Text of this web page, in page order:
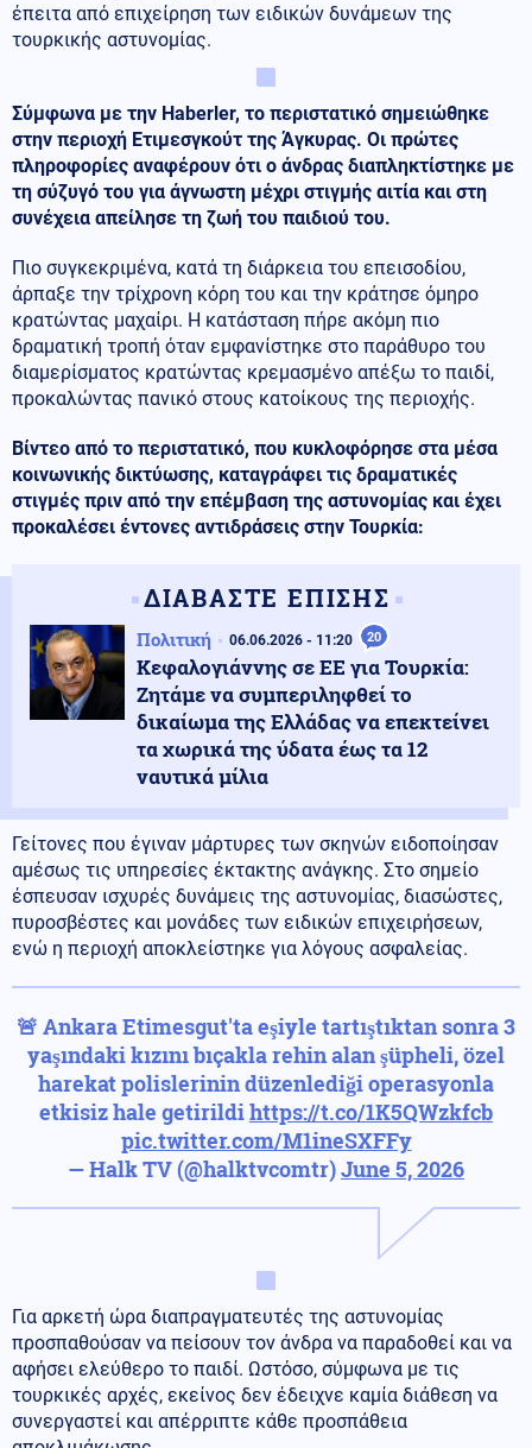
έπειτα από επιχείρηση των ειδικών δυνάμεων της
τουρκικής αστυνομίας.
Σύμφωνα με την Haberler, το περιστατικό σημειώθηκε
στην περιοχή Ετιμεσγκούτ της Άγκυρας. Οι πρώτες
πληροφορίες αναφέρουν ότι ο άνδρας διαπληκτίστηκε με
τη σύζυγό του για άγνωστη μέχρι στιγμής αιτία και στη
συνέχεια απείλησε τη ζωή του παιδιού του.
Πιο συγκεκριμένα, κατά τη διάρκεια του επεισοδίου,
άρπαξε την τρίχρονη κόρη του και την κράτησε όμηρο
κρατώντας μαχαίρι. Η κατάσταση πήρε ακόμη πιο
δραματική τροπή όταν εμφανίστηκε στο παράθυρο του
διαμερίσματος κρατώντας κρεμασμένο απέξω το παιδί,
προκαλώντας πανικό στους κατοίκους της περιοχής.
Βίντεο από το περιστατικό, που κυκλοφόρησε στα μέσα
κοινωνικής δικτύωσης, καταγράφει τις δραματικές
στιγμές πριν από την επέμβαση της αστυνομίας και έχει
προκαλέσει έντονες αντιδράσεις στην Τουρκία:
ΔΙΑΒΑΣΤΕ ΕΠΙΣΗΣ
Πολιτική 06.06.2026 - 11:20 20
Κεφαλογιάννης σε ΕΕ για Τουρκία:
Ζητάμε να συμπεριληφθεί το
δικαίωμα της Ελλάδας να επεκτείνει
τα χωρικά της ύδατα έως τα 12
ναυτικά μίλια
Γείτονες που έγιναν μάρτυρες των σκηνών ειδοποίησαν
αμέσως τις υπηρεσίες έκτακτης ανάγκης. Στο σημείο
έσπευσαν ισχυρές δυνάμεις της αστυνομίας, διασώστες,
πυροσβέστες και μονάδες των ειδικών επιχειρήσεων,
ενώ η περιοχή αποκλείστηκε για λόγους ασφαλείας.
🚨 Ankara Etimesgut'ta eşiyle tartıştıktan sonra 3
yaşındaki kızını bıçakla rehin alan şüpheli, özel
harekat polislerinin düzenlediği operasyonla
etkisiz hale getirildihttps://t.co/1K5QWzkfcb
pic.twitter.com/M1ineSXFFy
— Halk TV (@halktvcomtr)June 5, 2026
Για αρκετή ώρα διαπραγματευτές της αστυνομίας
προσπαθούσαν να πείσουν τον άνδρα να παραδοθεί και να
αφήσει ελεύθερο το παιδί. Ωστόσο, σύμφωνα με τις
τουρκικές αρχές, εκείνος δεν έδειχνε καμία διάθεση να
συνεργαστεί και απέρριπτε κάθε προσπάθεια